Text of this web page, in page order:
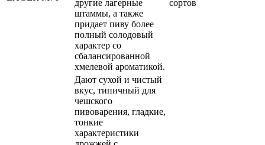
другие лагерные
штаммы, а также
придает пиву более
полный солодовый
характер со
сбалансированной
хмелевой ароматикой.
сортов
Дают сухой и чистый
вкус, типичный для
чешского
пивоварения, гладкие,
тонкие
характеристики